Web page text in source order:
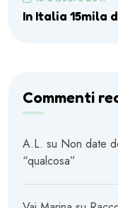
In Italia 15mila
Commenti
A.L. su Non date
“qualcosa”